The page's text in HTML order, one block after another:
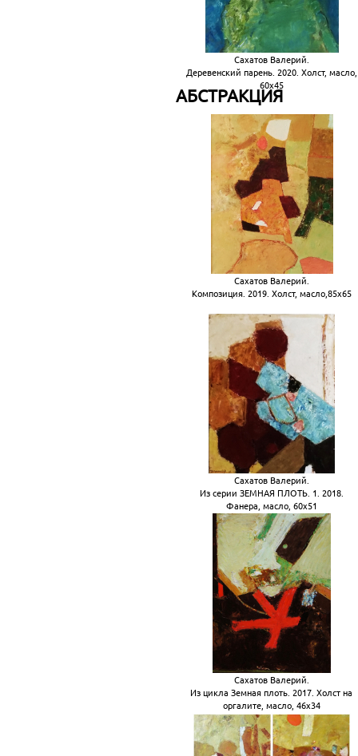
Сахатов Валерий.
Деревенский парень. 2020. Холст, масло,
60х45
АБСТРАКЦИЯ
Сахатов Валерий.
Композиция. 2019. Холст, масло,85х65
Сахатов Валерий.
Из серии ЗЕМНАЯ ПЛОТЬ. 1. 2018.
Фанера, масло, 60х51
Сахатов Валерий.
Из цикла Земная плоть. 2017. Холст на
оргалите, масло, 46х34